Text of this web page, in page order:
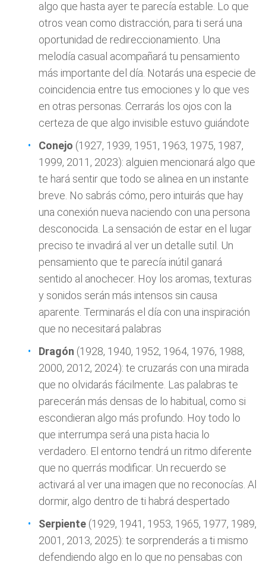
algo que hasta ayer te parecía estable. Lo que
otros vean como distracción, para ti será una
oportunidad de redireccionamiento. Una
melodía casual acompañará tu pensamiento
más importante del día. Notarás una especie de
coincidencia entre tus emociones y lo que ves
en otras personas. Cerrarás los ojos con la
certeza de que algo invisible estuvo guiándote
Conejo (1927, 1939, 1951, 1963, 1975, 1987,
1999, 2011, 2023): alguien mencionará algo que
te hará sentir que todo se alinea en un instante
breve. No sabrás cómo, pero intuirás que hay
una conexión nueva naciendo con una persona
desconocida. La sensación de estar en el lugar
preciso te invadirá al ver un detalle sutil. Un
pensamiento que te parecía inútil ganará
sentido al anochecer. Hoy los aromas, texturas
y sonidos serán más intensos sin causa
aparente. Terminarás el día con una inspiración
que no necesitará palabras
Dragón (1928, 1940, 1952, 1964, 1976, 1988,
2000, 2012, 2024): te cruzarás con una mirada
que no olvidarás fácilmente. Las palabras te
parecerán más densas de lo habitual, como si
escondieran algo más profundo. Hoy todo lo
que interrumpa será una pista hacia lo
verdadero. El entorno tendrá un ritmo diferente
que no querrás modificar. Un recuerdo se
activará al ver una imagen que no reconocías. Al
dormir, algo dentro de ti habrá despertado
Serpiente (1929, 1941, 1953, 1965, 1977, 1989,
2001, 2013, 2025): te sorprenderás a ti mismo
defendiendo algo en lo que no pensabas con